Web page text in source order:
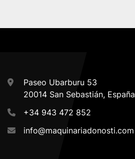
Paseo Ubarburu 53
20014 San Sebastián, España
+34 943 472 852
info@maquinariadonosti.com